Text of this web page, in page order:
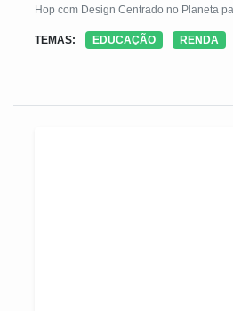
Hop com Design Centrado no Planeta
soluções regenerativas para seus
através de rotinas pedagógicas,
TEMAS: EDUCAÇÃO RENDA